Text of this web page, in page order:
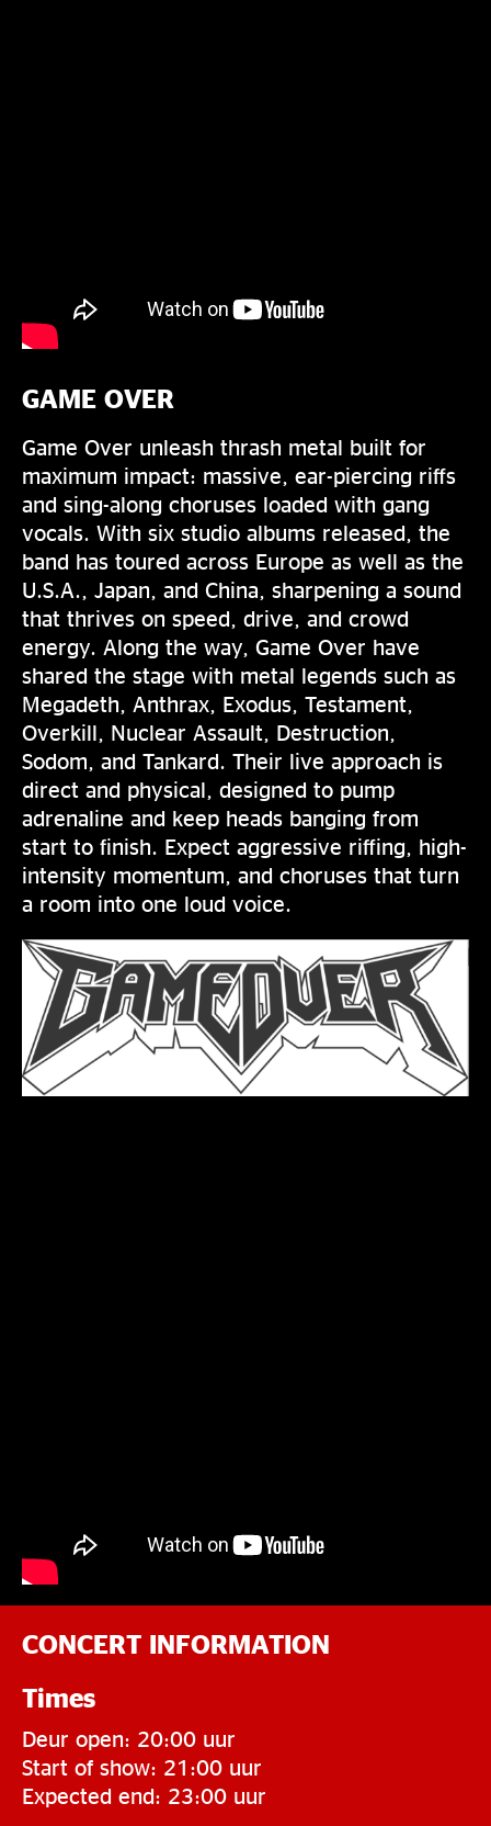
GAME OVER
Game Over unleash thrash metal built for
maximum impact: massive, ear-piercing riffs
and sing-along choruses loaded with gang
vocals. With six studio albums released, the
band has toured across Europe as well as the
U.S.A., Japan, and China, sharpening a sound
that thrives on speed, drive, and crowd
energy. Along the way, Game Over have
shared the stage with metal legends such as
Megadeth, Anthrax, Exodus, Testament,
Overkill, Nuclear Assault, Destruction,
Sodom, and Tankard. Their live approach is
direct and physical, designed to pump
adrenaline and keep heads banging from
start to finish. Expect aggressive riffing, high-
intensity momentum, and choruses that turn
a room into one loud voice.
CONCERT INFORMATION
Times
Deur open: 20:00 uur
Start of show: 21:00 uur
Expected end: 23:00 uur